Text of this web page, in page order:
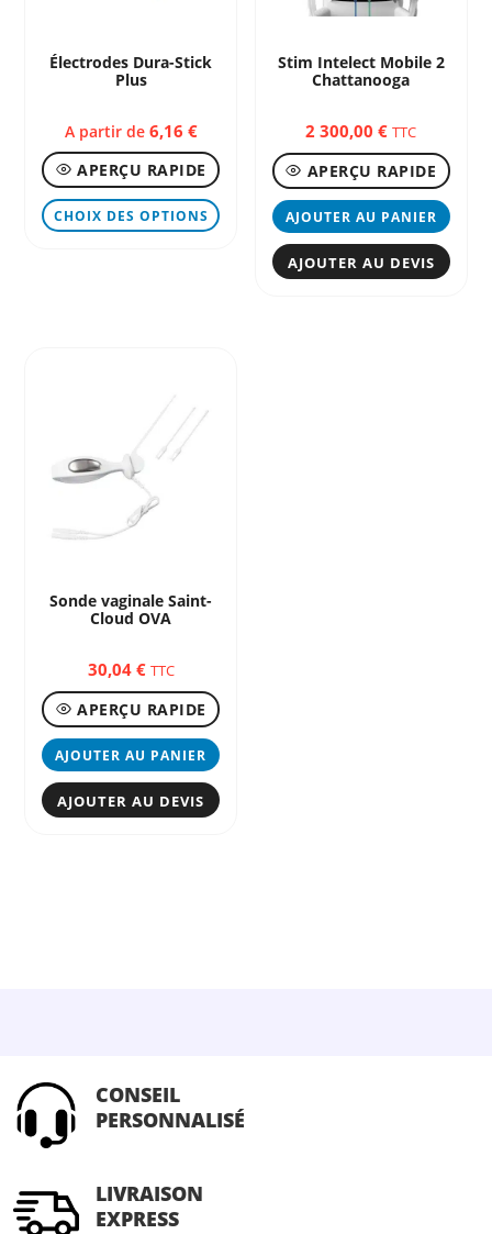
Électrodes Dura-Stick
Plus
A partir de 6,16 €
APERÇU RAPIDE
CHOIX DES OPTIONS
produit
plusieurs
Stim Intelect Mobile 2
Chattanooga
2 300,00€ TTC
APERÇU RAPIDE
AJOUTER AU PANIER
AJOUTER AU DEVIS
Sonde vaginale Saint-
Cloud OVA
30,04 € TTC
APERÇU RAPIDE
AJOUTER AU PANIER
AJOUTER AU DEVIS
CONSEIL
PERSONNALISÉ
LIVRAISON
EXPRESS